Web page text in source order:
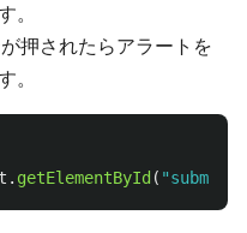
。
押されたらアラートを
。
. getElementById ( "